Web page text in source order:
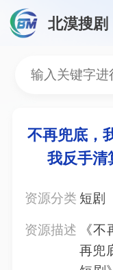
北漠搜剧
不再兜
不再兜底，
我反手清
资源分类 短剧
资源描述
《
再兜